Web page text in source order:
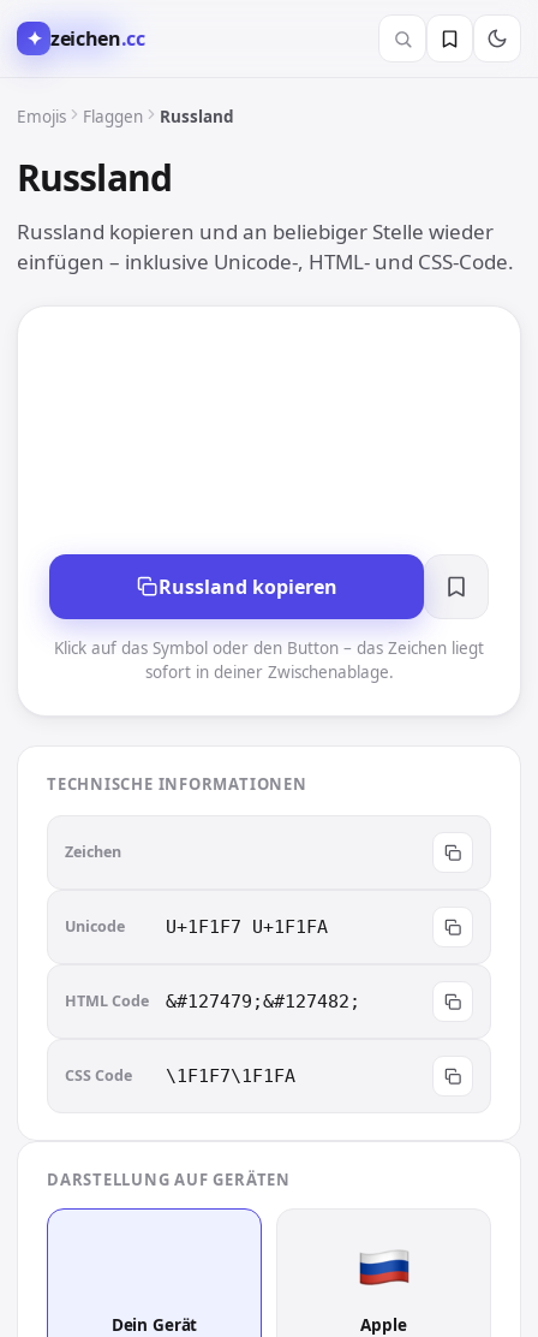
✦ zeichen.cc
Emojis Flaggen Russland
Russland
Russland kopieren und an beliebiger Stelle wieder
einfügen – inklusive Unicode-, HTML- und CSS-Code.
🚩 Flaggen
Russland kopieren
Klick auf das Symbol oder den Button – das Zeichen liegt
sofort in deiner Zwischenablage.
TECHNISCHE INFORMATIONEN
Zeichen
Unicode U+1F1F7 U+1F1FA
HTML Code &#127479;&#127482;
CSS Code \1F1F7\1F1FA
DARSTELLUNG AUF GERÄTEN
Dein Gerät Apple